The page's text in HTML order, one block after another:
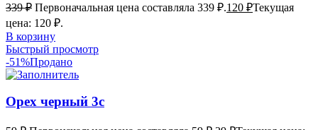
339₽ Первоначальная цена составляла 339 ₽.120 ₽Текущая
цена: 120 ₽.
В корзину
Быстрый просмотр
-51%Продано
Орех черный 3с